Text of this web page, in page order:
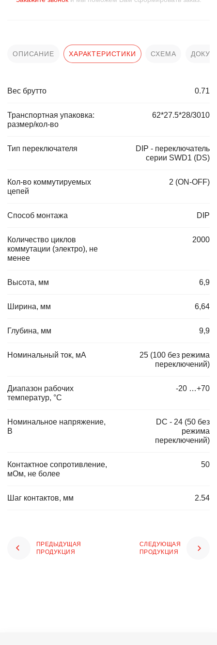
ОПИСАНИЕ ХАРАКТЕРИСТИКИ СХЕМА
Вес брутто 0.71
Транспортная упаковка:
размер/кол-во
62*27.5*28/3010
Тип переключателя
DIP - переключатель
серии SWD1 (DS)
Кол-во коммутируемых
цепей
2 (ON-OFF)
Способ монтажа DIP
Количество циклов
коммутации (электро), не
менее
2000
Высота, мм 6,9
Ширина, мм 6,64
Глубина, мм 9,9
Номинальный ток, мА
25 (100 без режима
переключений)
Диапазон рабочих
температур, °C
-20 …+70
Номинальное напряжение,
В
DC - 24 (50 без
режима
переключений)
Контактное сопротивление,
мОм, не более
50
Шаг контактов, мм 2.54
ПРЕДЫДУЩАЯ
ПРОДУКЦИЯ
СЛЕДУЮЩАЯ
ПРОДУКЦИЯ